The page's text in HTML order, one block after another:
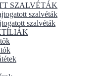
SZALVÉTÁK
szalvéták
szalvéták